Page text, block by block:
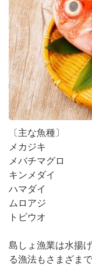
〔主な魚種〕
メカジキ
メバチマグロ
キンメダイ
ハマダイ
ムロアジ
トビウオ
島しょ漁業は水揚
る漁法もさまざまで